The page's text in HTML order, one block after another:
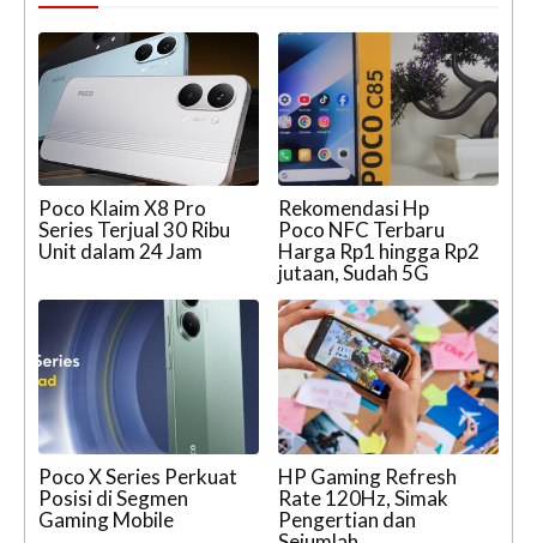
Poco Klaim X8 Pro
Series Terjual 30 Ribu
Unit dalam 24 Jam
Rekomendasi Hp
Poco NFC Terbaru
Harga Rp1 hingga Rp2
jutaan, Sudah 5G
Poco X Series Perkuat
Posisi di Segmen
Gaming Mobile
HP Gaming Refresh
Rate 120Hz, Simak
Pengertian dan